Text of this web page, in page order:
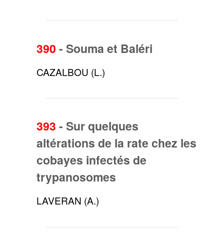
390 - Souma et Baléri
CAZALBOU (L.)
393 - Sur quelques
altérations de la rate chez les
cobayes infectés de
trypanosomes
LAVERAN (A.)